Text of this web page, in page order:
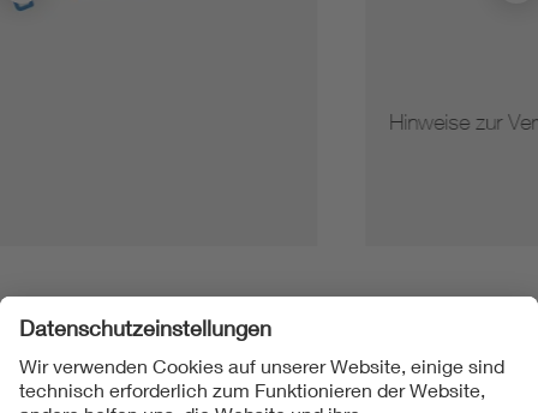
Hinweise zur Vervielfältigung von Normen
Folgen Sie uns